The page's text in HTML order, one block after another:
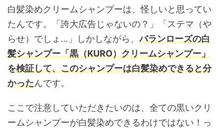
白髪染めクリームシャンプーは、怪しいと思ってい
たんです。「誇大広告じゃないの？」「ステマ（や
らせ）でしょ…」しかしながら、バランローズの白
髪シャンプー「黒（KURO）クリームシャンプー」
を検証して、このシャンプーは白髪染めできると分
かったんです。
ここで注意していただきたいのは、全ての黒いクリ
ームシャンプーが白髪染めできるわけではない！っ